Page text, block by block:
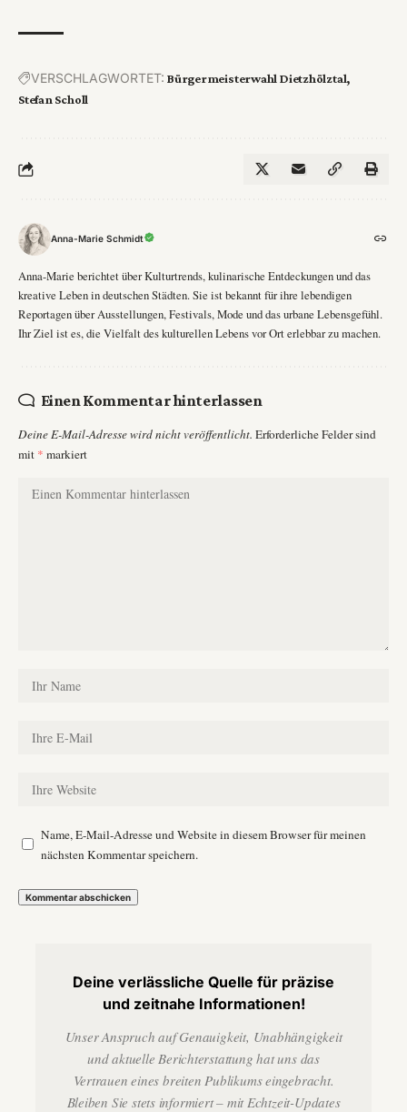
VERSCHLAGWORTET: Bürgermeisterwahl Dietzhölztal
Stefan Scholl
Anna-Marie Schmidt
Anna-Marie berichtet über Kulturtrends, kulinarische Entdeckungen und das
kreative Leben in deutschen Städten. Sie ist bekannt für ihre lebendigen
Reportagen über Ausstellungen, Festivals, Mode und das urbane Lebensgefühl.
Ihr Ziel ist es, die Vielfalt des kulturellen Lebens vor Ort erlebbar zu machen.
Einen Kommentar hinterlassen
Deine E-Mail-Adresse wird nicht veröffentlicht. Erforderliche Felder sind
mit * markiert
Name, E-Mail-Adresse und Website in diesem Browser für meinen
nächsten Kommentar speichern.
Deine verlässliche Quelle für präzise
und zeitnahe Informationen!
Unser Anspruch auf Genauigkeit, Unabhängigkeit
und aktuelle Berichterstattung hat uns das
Vertrauen eines breiten Publikums eingebracht.
Bleiben Sie stets informiert – mit Echtzeit-Updates